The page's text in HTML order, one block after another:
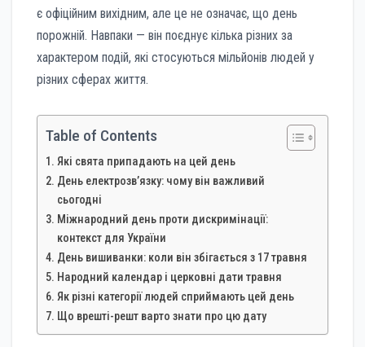
є офіційним вихідним, але це не означає, що день
порожній. Навпаки — він поєднує кілька різних за
характером подій, які стосуються мільйонів людей у
різних сферах життя.
Table of Contents
Які свята припадають на цей день
День електрозв’язку: чому він важливий
сьогодні
Міжнародний день проти дискримінації:
контекст для України
День вишиванки: коли він збігається з 17 травня
Народний календар і церковні дати травня
Як різні категорії людей сприймають цей день
Що врешті-решт варто знати про цю дату